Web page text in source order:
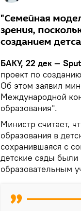
"Семейная
зрения,
созданием
БАКУ, 22 дек —
проект по
Об этом заявил
Международной
образования".
Министр считает,
образования в
сохранившаяся с
детские сады
образовательным